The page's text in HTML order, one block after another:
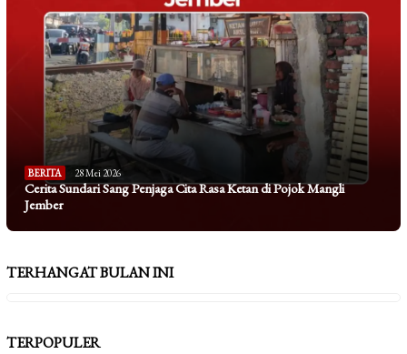
BERITA 28 Mei 2026
Cerita Sundari Sang Penjaga Cita Rasa Ketan di Pojok Mangli
Jember
TERHANGAT BULAN INI
TERPOPULER